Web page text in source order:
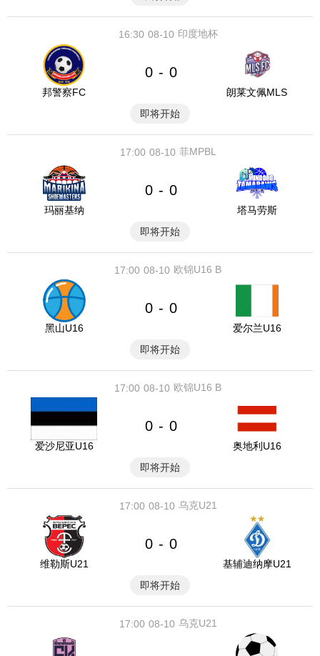
08-10
16:30 印度地杯
邦警察FC
0 - 0
朗莱文佩MLS
即将开始
08-10
17:00 菲MPBL
玛丽基纳
0 - 0
塔马劳斯
即将开始
08-10
17:00 欧锦U16 B
黑山U16
0 - 0
爱尔兰U16
即将开始
08-10
17:00 欧锦U16 B
爱沙尼亚U16
0 - 0
奥地利U16
即将开始
08-10
17:00 乌克U21
维勒斯U21
0 - 0
基辅迪纳摩U21
即将开始
08-10
17:00 乌克U21